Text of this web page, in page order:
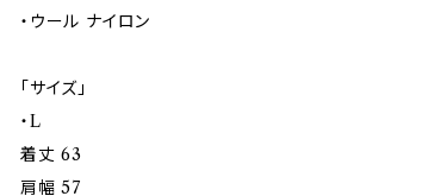
・ウール ナイロン
「サイズ」
・L
着丈 63
肩幅 57